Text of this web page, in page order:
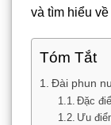
và tìm hiểu
Tóm Tắt
Đài phun
Đặc
Ưu